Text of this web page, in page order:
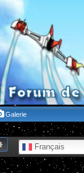
Galerie
Français
Recherche avancée